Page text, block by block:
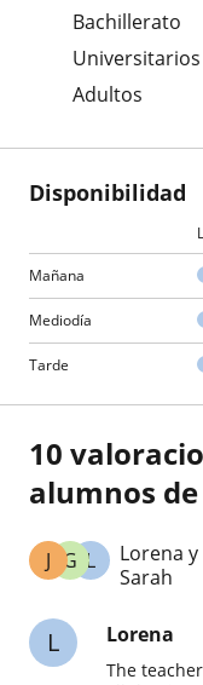
Bachillerato
Universitarios
Adultos
Disponibilidad
Mañana
Mediodía
Tarde
10
alumnos
L
G
J
Lorena
Sarah
L Lorena
The